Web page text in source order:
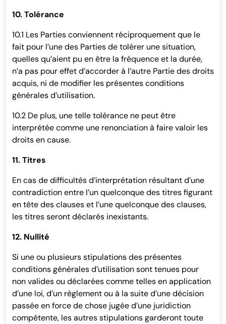
10. Tolérance
10.1 Les Parties conviennent réciproquement que le
fait pour l’une des Parties de tolérer une situation,
quelles qu’aient pu en être la fréquence et la durée,
n’a pas pour effet d’accorder à l’autre Partie des droits
acquis, ni de modifier les présentes conditions
générales d’utilisation.
10.2 De plus, une telle tolérance ne peut être
interprétée comme une renonciation à faire valoir les
droits en cause.
11. Titres
En cas de difficultés d’interprétation résultant d’une
contradiction entre l’un quelconque des titres figurant
en tête des clauses et l’une quelconque des clauses,
les titres seront déclarés inexistants.
12. Nullité
Si une ou plusieurs stipulations des présentes
conditions générales d’utilisation sont tenues pour
non valides ou déclarées comme telles en application
d’une loi, d’un règlement ou à la suite d’une décision
passée en force de chose jugée d’une juridiction
compétente, les autres stipulations garderont toute